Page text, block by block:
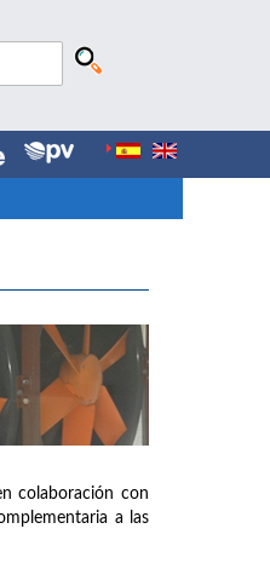
colaboración con
a las